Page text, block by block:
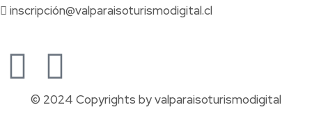
inscripción@valparaisoturismodigital.cl
© 2024 Copyrights by valparaisoturismodigital